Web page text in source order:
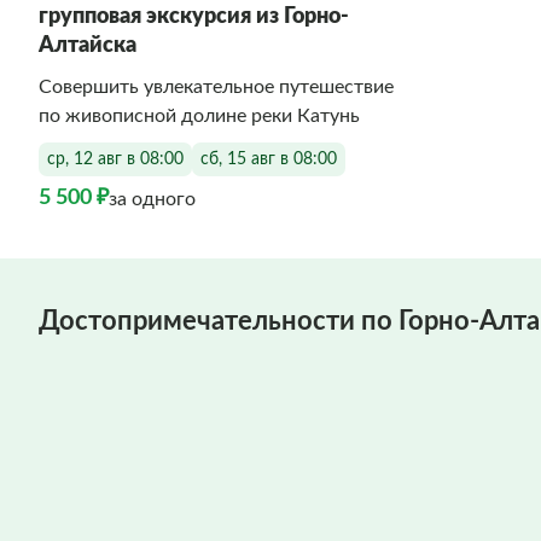
групповая экскурсия из Горно-
Алтайска
Совершить увлекательное путешествие
по живописной долине реки Катунь
ср, 12 авг в 08:00 сб, 15 авг в 08:00
5 500 ₽за одного
Достопримечательности по Горно-